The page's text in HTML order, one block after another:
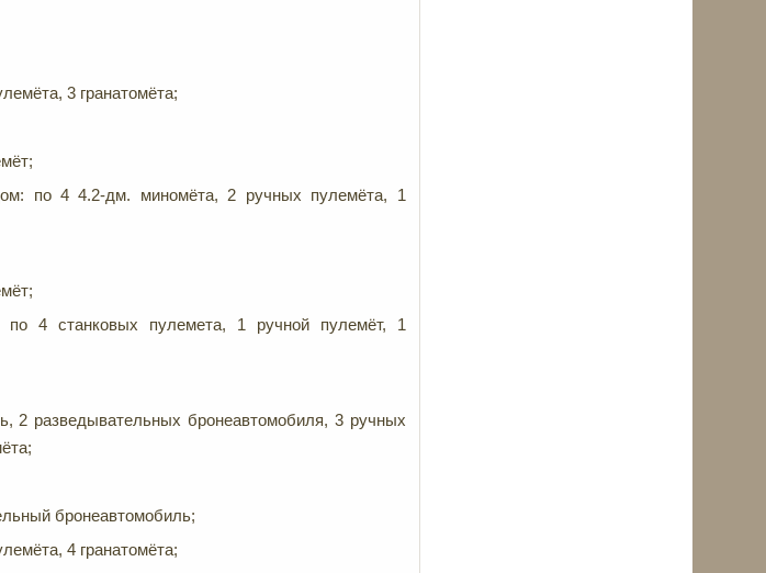
3 гранатомёта;
по 4 4.2-дм. миномёта, 2 ручных пулемёта, 1
4 станковых пулемета, 1 ручной пулемёт, 1
2 разведывательных бронеавтомобиля, 3 ручных
бронеавтомобиль;
4 гранатомёта;